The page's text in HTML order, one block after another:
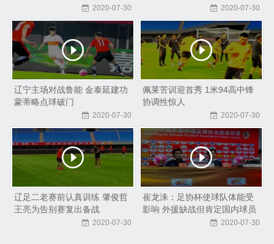
2020-07-30 2020-07-30
辽宁主场对战鲁能 金泰延建功
蒙蒂略点球破门
2020-07-30
佩莱苦训迎首秀 1米94高中锋
协调性惊人
2020-07-30
辽足二老赛前认真训练 肇俊哲
王亮为告别赛复出备战
2020-07-30
崔龙洙：足协杯使球队体能受
影响 外援缺战但肯定国内球员
2020-07-30